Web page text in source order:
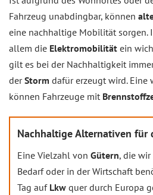
Fahrzeug unabdingbar, können
eine nachhaltige Mobilität sorgen.
allem die Elektromobilität ein
gilt es bei der Nachhaltigkeit
derStorm dafür erzeugt wird. Eine
können Fahrzeuge mit
Nachhaltige Alternativen für
Eine Vielzahl von Gütern, die
Bedarf oder in der Wirtschaft
Tag auf Lkw quer durch Europa